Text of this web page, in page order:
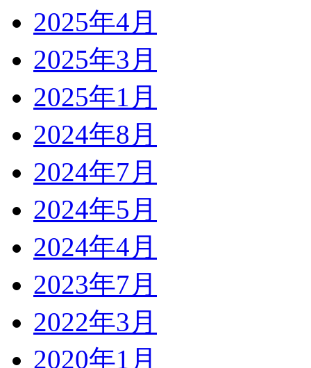
2025年4月
2025年3月
2025年1月
2024年8月
2024年7月
2024年5月
2024年4月
2023年7月
2022年3月
2020年1月